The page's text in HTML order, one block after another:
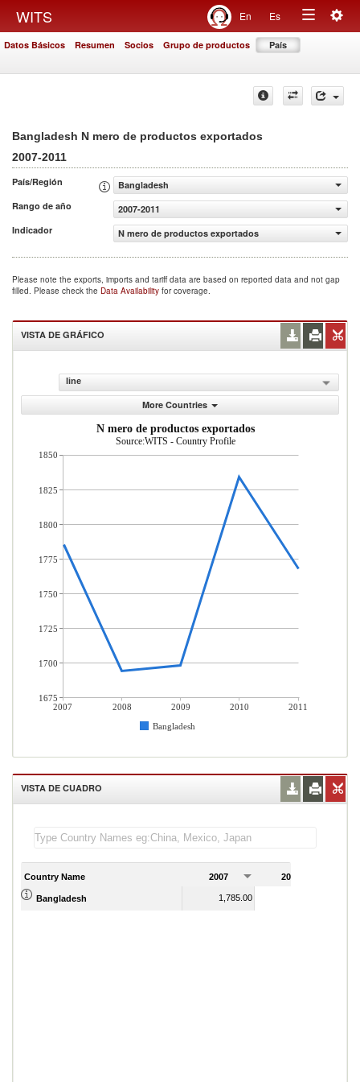
WITS En Es
Toggle
Datos Básicos Resumen Socios Grupo de productos País
Bangladesh N mero de productos exportados
2007-2011
País/Región
Bangladesh
Rango de año
2007-2011
Indicador
N mero de productos exportados
Please note the exports, imports and tariff data are based on reported data and not gap
filled. Please check the Data Availability for coverage.
VISTA DE GRÁFICO
line
More Countries
N mero de productos exportados
Source:WITS - Country Profile
2007 2008 2009 2010
2011
Bangladesh
1850
1825
1800
1775
1750
1725
1700
1675
VISTA DE CUADRO
Country Name 2007 2008
Bangladesh 1,785.00